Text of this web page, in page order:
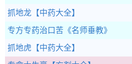
抓地龙 【中药大全】
专方专药治口苦 《名师垂教》
抓地虎 【中药大全】